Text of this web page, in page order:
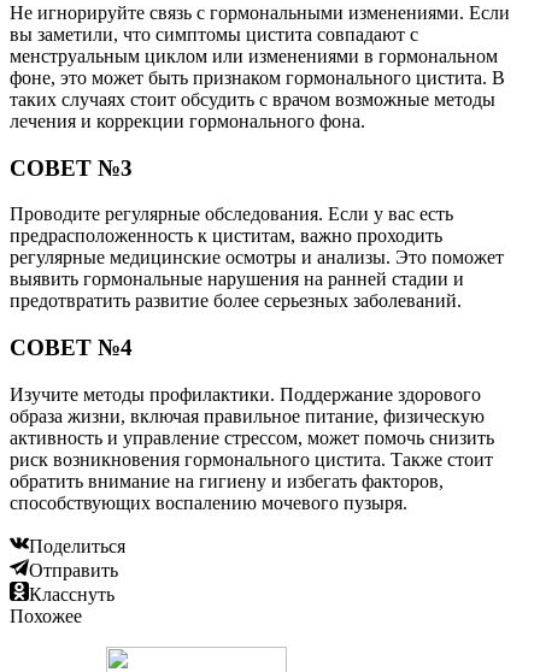
Не игнорируйте связь с гормональными изменениями. Если
вы заметили, что симптомы цистита совпадают с
менструальным циклом или изменениями в гормональном
фоне, это может быть признаком гормонального цистита. В
таких случаях стоит обсудить с врачом возможные методы
лечения и коррекции гормонального фона.
СОВЕТ №3
Проводите регулярные обследования. Если у вас есть
предрасположенность к циститам, важно проходить
регулярные медицинские осмотры и анализы. Это поможет
выявить гормональные нарушения на ранней стадии и
предотвратить развитие более серьезных заболеваний.
СОВЕТ №4
Изучите методы профилактики. Поддержание здорового
образа жизни, включая правильное питание, физическую
активность и управление стрессом, может помочь снизить
риск возникновения гормонального цистита. Также стоит
обратить внимание на гигиену и избегать факторов,
способствующих воспалению мочевого пузыря.
Поделиться
Отправить
Класснуть
Похожее